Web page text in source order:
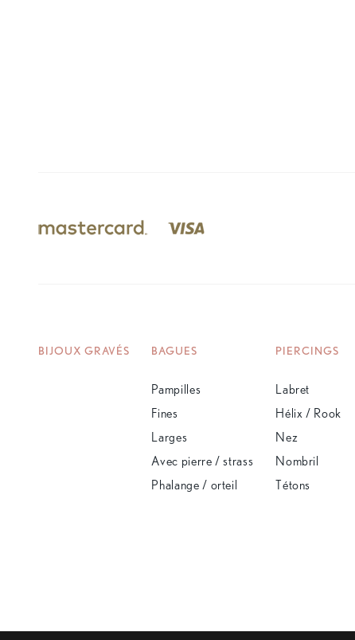
BIJOUX GRAVÉS BAGUES
Pampilles
Fines
Larges
Avec pierre / strass
Phalange / orteil
PIERCINGS
Labret
Hélix / Rook
Nez
Nombril
Tétons